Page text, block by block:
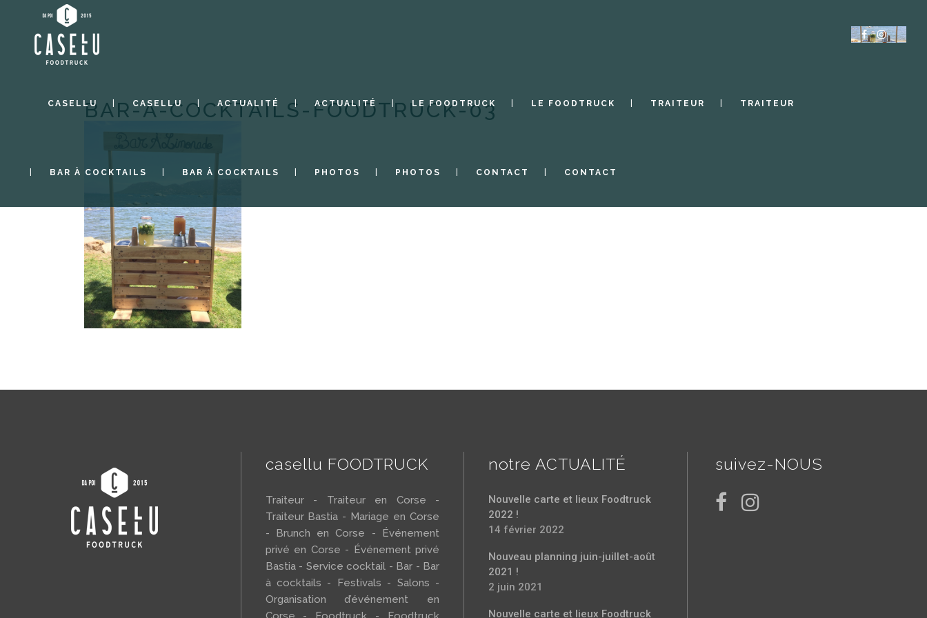
CASELLU CASELLU ACTUALITÉ ACTUALITÉ LE FOODTRUCK LE FOODTRUCK TRAITEUR TRAITEUR
BAR À COCKTAILS BAR À COCKTAILS PHOTOS PHOTOS CONTACT CONTACT
BAR-A-COCKTAILS-FOODTRUCK-03
casellu FOODTRUCK
Traiteur - Traiteur en Corse -
Traiteur Bastia - Mariage en Corse
- Brunch en Corse - Événement
privé en Corse - Événement privé
Bastia - Service cocktail - Bar - Bar
à cocktails - Festivals - Salons -
Organisation d’événement en
notre ACTUALITÉ
Nouvelle carte et lieux Foodtruck
2022 !
14 février 2022
Nouveau planning juin-juillet-août
2021 !
2 juin 2021
Nouvelle carte et lieux Foodtruck
suivez-NOUS